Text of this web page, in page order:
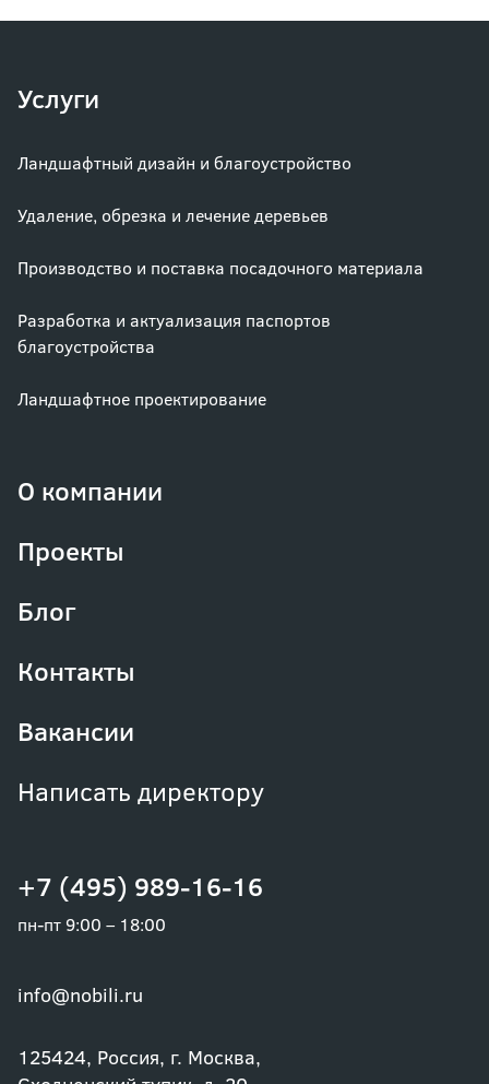
+7 (495) 989-16-16
пн-пт 9:00 – 18:00
info@nobili.ru
125424, Россия, г. Москва,
Услуги
Ландшафтный дизайн и благоустройство
Удаление, обрезка и лечение деревьев
Производство и поставка посадочного материала
Разработка и актуализация паспортов
благоустройства
Ландшафтное проектирование
О компании
Проекты
Блог
Контакты
Вакансии
Написать директору